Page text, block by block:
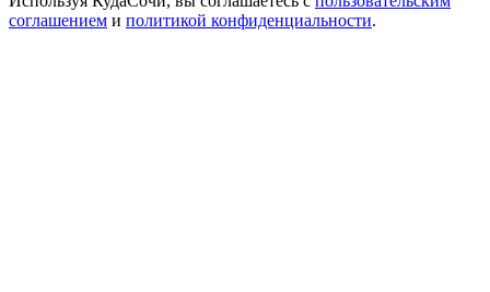
соглашением и политикой конфиденциальности.